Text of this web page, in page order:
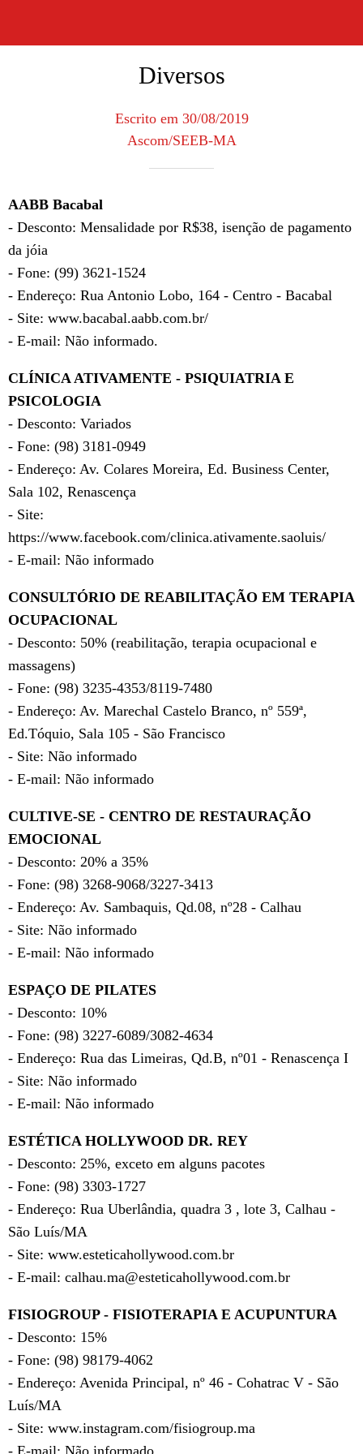
Diversos
Escrito em 30/08/2019
Ascom/SEEB-MA
AABB Bacabal
- Desconto: Mensalidade por R$38, isenção de pagamento
da jóia
- Fone: (99) 3621-1524
- Endereço: Rua Antonio Lobo, 164 - Centro - Bacabal
- Site: www.bacabal.aabb.com.br/
- E-mail: Não informado.
CLÍNICA ATIVAMENTE - PSIQUIATRIA E
PSICOLOGIA
- Desconto: Variados
- Fone: (98) 3181-0949
- Endereço: Av. Colares Moreira, Ed. Business Center,
Sala 102, Renascença
- Site:
https://www.facebook.com/clinica.ativamente.saoluis/
- E-mail: Não informado
CONSULTÓRIO DE REABILITAÇÃO EM TERAPIA
OCUPACIONAL
- Desconto: 50% (reabilitação, terapia ocupacional e
massagens)
- Fone: (98) 3235-4353/8119-7480
- Endereço: Av. Marechal Castelo Branco, nº 559ª,
Ed.Tóquio, Sala 105 - São Francisco
- Site: Não informado
- E-mail: Não informado
CULTIVE-SE - CENTRO DE RESTAURAÇÃO
EMOCIONAL
- Desconto: 20% a 35%
- Fone: (98) 3268-9068/3227-3413
- Endereço: Av. Sambaquis, Qd.08, nº28 - Calhau
- Site: Não informado
- E-mail: Não informado
ESPAÇO DE PILATES
- Desconto: 10%
- Fone: (98) 3227-6089/3082-4634
- Endereço: Rua das Limeiras, Qd.B, nº01 - Renascença I
- Site: Não informado
- E-mail: Não informado
ESTÉTICA HOLLYWOOD DR. REY
- Desconto: 25%, exceto em alguns pacotes
- Fone: (98) 3303-1727
- Endereço: Rua Uberlândia, quadra 3 , lote 3, Calhau -
São Luís/MA
- Site: www.esteticahollywood.com.br
- E-mail: calhau.ma@esteticahollywood.com.br
FISIOGROUP - FISIOTERAPIA E ACUPUNTURA
- Desconto: 15%
- Fone: (98) 98179-4062
- Endereço: Avenida Principal, nº 46 - Cohatrac V - São
Luís/MA
- Site: www.instagram.com/fisiogroup.ma
- E-mail: Não informado